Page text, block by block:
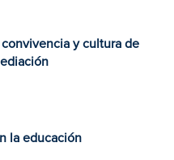
y cultura de
la educación